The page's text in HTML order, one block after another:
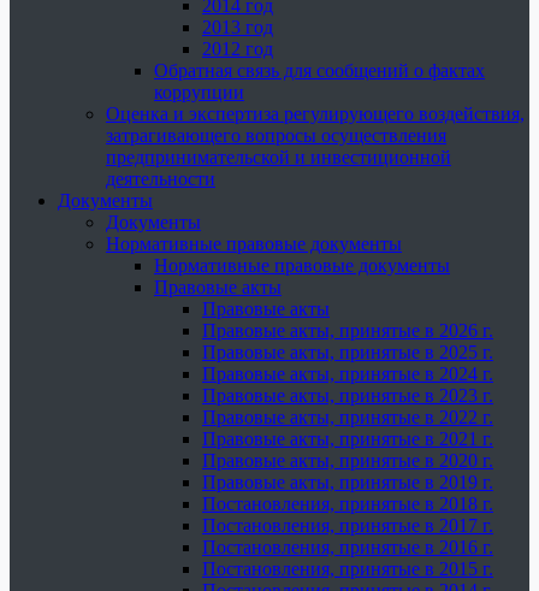
2014 год
2013 год
2012 год
Обратная связь для сообщений о фактах
коррупции
Оценка и экспертиза регулирующего воздействия,
затрагивающего вопросы осуществления
предпринимательской и инвестиционной
деятельности
Документы
Документы
Нормативные правовые документы
Нормативные правовые документы
Правовые акты
Правовые акты
Правовые акты, принятые в 2026 г.
Правовые акты, принятые в 2025 г.
Правовые акты, принятые в 2024 г.
Правовые акты, принятые в 2023 г.
Правовые акты, принятые в 2022 г.
Правовые акты, принятые в 2021 г.
Правовые акты, принятые в 2020 г.
Правовые акты, принятые в 2019 г.
Постановления, принятые в 2018 г.
Постановления, принятые в 2017 г.
Постановления, принятые в 2016 г.
Постановления, принятые в 2015 г.